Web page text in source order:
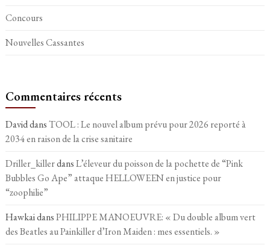
Concours
Nouvelles Cassantes
Commentaires récents
DaviddansTOOL : Le nouvel album prévu pour 2026 reporté à
2034 en raison de la crise sanitaire
Driller_killerdansL’éleveur du poisson de la pochette de “Pink
Bubbles Go Ape” attaque HELLOWEEN en justice pour
“zoophilie”
HawkaidansPHILIPPE MANOEUVRE: « Du double album vert
des Beatles au Painkiller d’Iron Maiden : mes essentiels. »